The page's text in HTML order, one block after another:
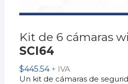
Kit de 6 cámaras
SCI64
$445.54 + IVA
Un kit de cámaras de